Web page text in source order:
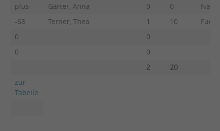
plus
Gärter, Anna 0 0
-63
Terner, Thea 1 10
0
0
0
0
2
20
zur
Tabelle